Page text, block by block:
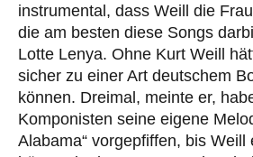
instrumental, dass Weill die
die am besten diese Songs
Lotte Lenya. Ohne Kurt Weill
sicher zu einer Art deutschem
können. Dreimal, meinte er,
Komponisten seine eigene
Alabama“ vorgepfiffen, bis Weill